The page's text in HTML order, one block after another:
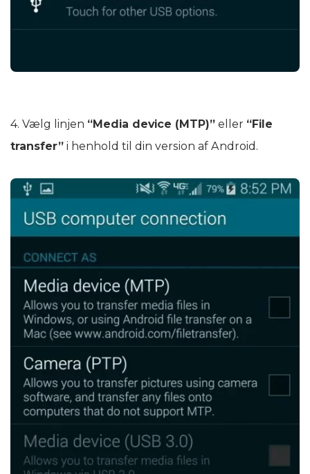
4. Vælg linjen “Media device (MTP)” eller “File
transfer” i henhold til din version af Android.